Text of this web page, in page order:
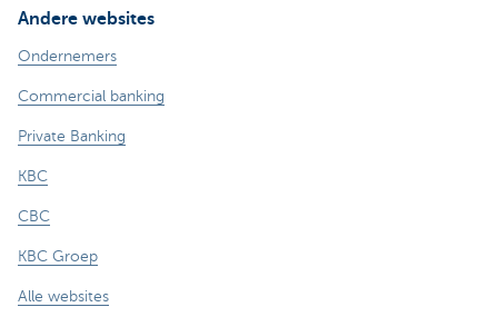
Andere websites
Ondernemers
Commercial banking
Private Banking
KBC
CBC
KBC Groep
Alle websites